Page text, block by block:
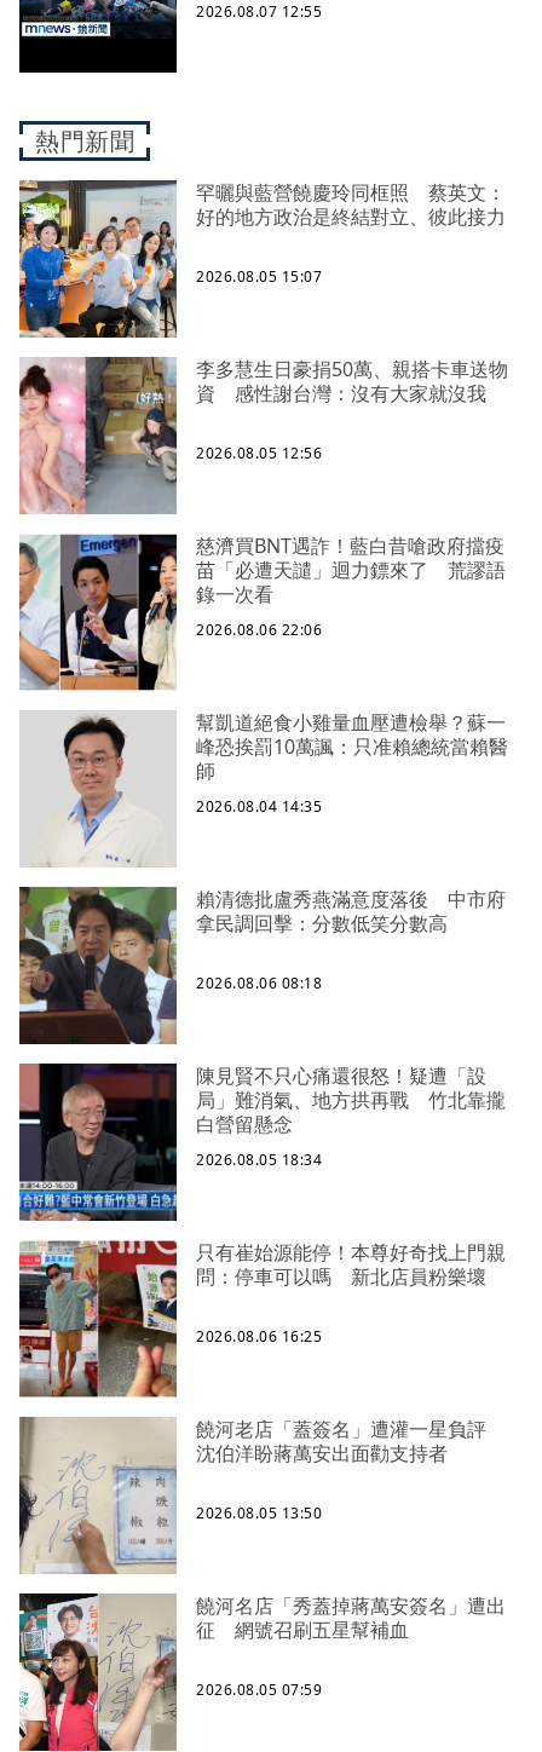
2026.08.07 12:55
熱門新聞
罕曬與藍營饒慶玲同框照 蔡英文：
好的地方政治是終結對立、彼此接力
2026.08.05 15:07
李多慧生日豪捐50萬、親搭卡車送物
資 感性謝台灣：沒有大家就沒我
2026.08.05 12:56
慈濟買BNT遇詐！藍白昔嗆政府擋疫
苗「必遭天譴」迴力鏢來了 荒謬語
錄一次看
2026.08.06 22:06
幫凱道絕食小雞量血壓遭檢舉？蘇一
峰恐挨罰10萬諷：只准賴總統當賴醫
師
2026.08.04 14:35
賴清德批盧秀燕滿意度落後 中市府
拿民調回擊：分數低笑分數高
2026.08.06 08:18
陳見賢不只心痛還很怒！疑遭「設
局」難消氣、地方拱再戰 竹北靠攏
白營留懸念
2026.08.05 18:34
只有崔始源能停！本尊好奇找上門親
問：停車可以嗎 新北店員粉樂壞
2026.08.06 16:25
饒河老店「蓋簽名」遭灌一星負評
沈伯洋盼蔣萬安出面勸支持者
2026.08.05 13:50
饒河名店「秀蓋掉蔣萬安簽名」遭出
征 網號召刷五星幫補血
2026.08.05 07:59